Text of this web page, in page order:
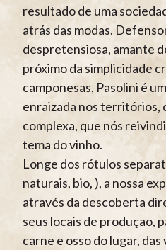
resultado de uma
atrás das modas.
despretensiosa, amante
próximo da simplicidade
camponesas, Pasolini é
enraizada nos territórios,
complexa, que nós
tema do vinho.
Longe dos rótulos
naturais, bio, ), a nossa
através da descoberta
seus locais de produçao,
carne e osso do lugar,